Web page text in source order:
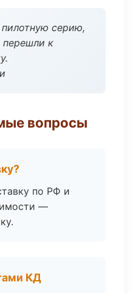
серию,
перешли к
вопросы
по РФ и
—
КД